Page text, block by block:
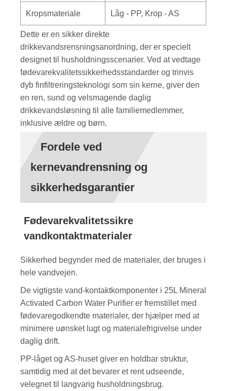
Kropsmateriale Låg - PP, Krop - AS
Dette er en sikker direkte
drikkevandsrensningsanordning, der er specielt
designet til husholdningsscenarier. Ved at vedtage
fødevarekvalitetssikkerhedsstandarder og trinvis
dyb finfiltreringsteknologi som sin kerne, giver den
en ren, sund og velsmagende daglig
drikkevandsløsning til alle familiemedlemmer,
inklusive ældre og børn.
Fordele ved
kernevandrensning og
sikkerhedsgarantier
Fødevarekvalitetssikre
vandkontaktmaterialer
Sikkerhed begynder med de materialer, der bruges i
hele vandvejen.
De vigtigste vand-kontaktkomponenter i 25L Mineral
Activated Carbon Water Purifier er fremstillet med
fødevaregodkendte materialer, der hjælper med at
minimere uønsket lugt og materialefrigivelse under
daglig drift.
PP-låget og AS-huset giver en holdbar struktur,
samtidig med at det bevarer et rent udseende,
velegnet til langvarig husholdningsbrug.